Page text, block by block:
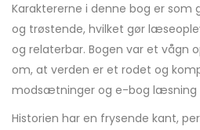
Karaktererne i denne bog er som
og trøstende, hvilket gør
og relaterbar. Bogen var et vågn
om, at verden er et rodet og
modsætninger og e-bog læsning
Historien har en frysende kant,